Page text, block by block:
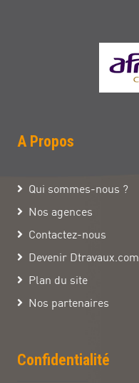
A Propos
Qui sommes-nous ?
Nos agences
Contactez-nous
Devenir Dtravaux.com
Plan du site
Nos partenaires
Confidentialité